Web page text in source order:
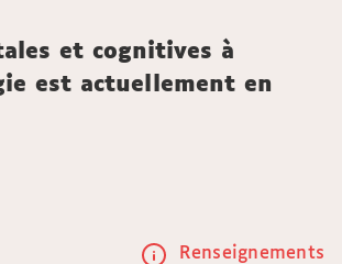
et cognitives à
est actuellement en
Renseignements